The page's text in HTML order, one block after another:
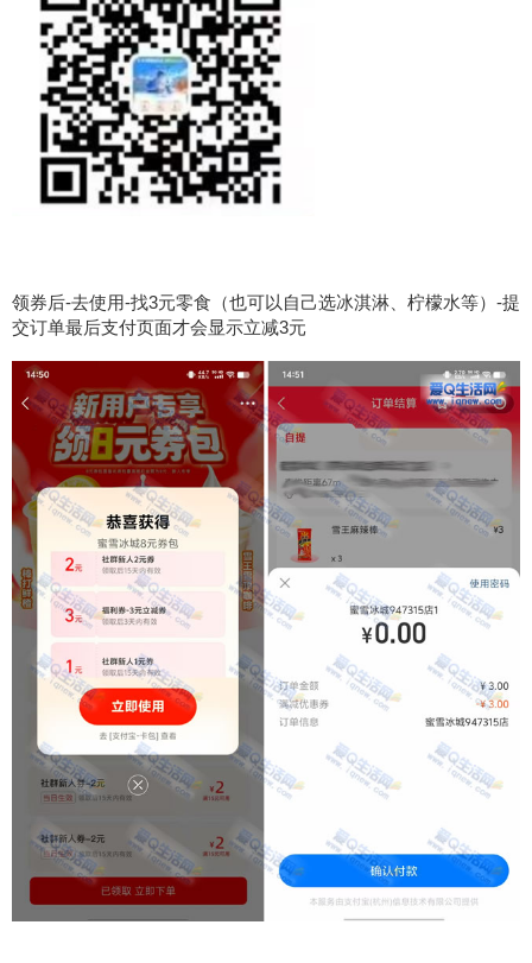
领券后-去使用-找3元零食（也可以自己选冰淇淋、柠檬水等）-提
交订单最后支付页面才会显示立减3元